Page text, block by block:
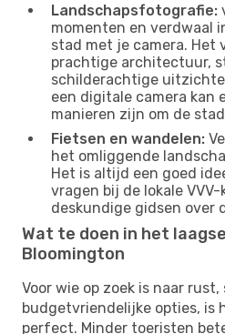
Landschapsfotografie:
momenten en verdwaal
stad met je camera. Het
prachtige architectuur,
schilderachtige
een digitale camera kan
manieren zijn om de
Fietsen en wandelen:
het omliggende
Het is altijd een goed
vragen bij de lokale
deskundige gidsen over
Wat te doen in het
Bloomington
Voor wie op zoek is naar
budgetvriendelijke opties, is
perfect. Minder toeristen